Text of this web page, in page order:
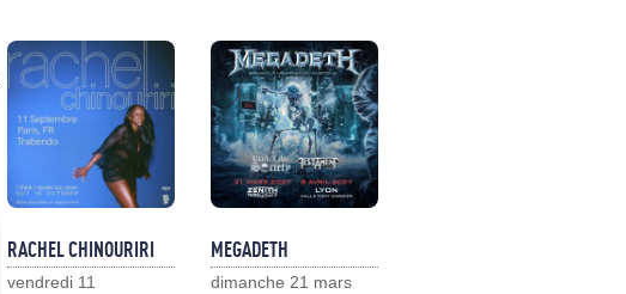
RACHEL CHINOURIRI
vendredi 11
MEGADETH
dimanche 21 mars